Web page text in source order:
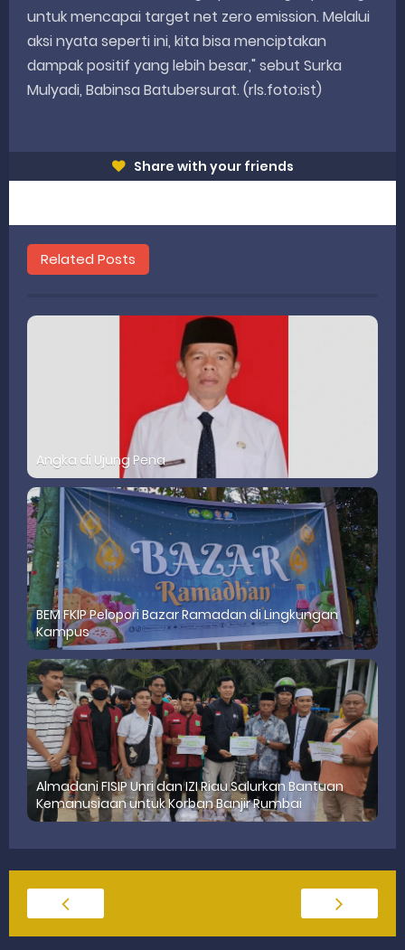
untuk mencapai target net zero emission. Melalui
aksi nyata seperti ini, kita bisa menciptakan
dampak positif yang lebih besar," sebut Surka
Mulyadi, Babinsa Batubersurat. (rls.foto:ist)
Share with your friends
Related Posts
Angka di Ujung Pena
BEM FKIP Pelopori Bazar Ramadan di Lingkungan
Kampus
Almadani FISIP Unri dan IZI Riau Salurkan Bantuan
Kemanusiaan untuk Korban Banjir Rumbai